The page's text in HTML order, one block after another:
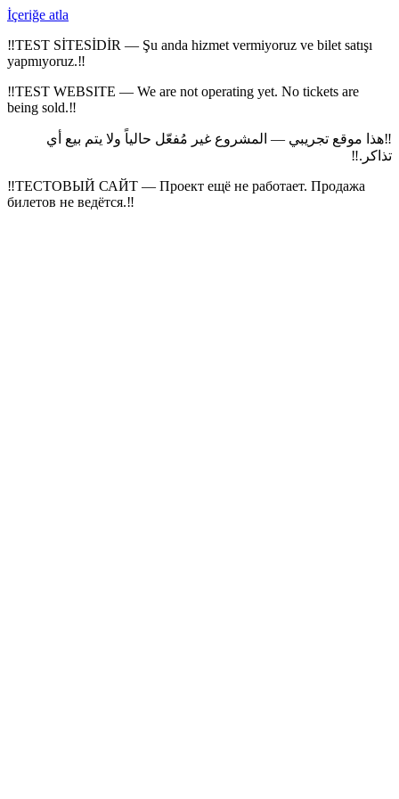
İçeriğe atla
‼TEST SİTESİDİR — Şu anda hizmet vermiyoruz ve bilet satışı
yapmıyoruz.‼
‼TEST WEBSITE — We are not operating yet. No tickets are
being sold.‼
‼هذا موقع تجريبي — المشروع غير مُفعّل حالياً ولا يتم بيع أي
تذاكر.‼
‼ТЕСТОВЫЙ САЙТ — Проект ещё не работает. Продажа
билетов не ведётся.‼